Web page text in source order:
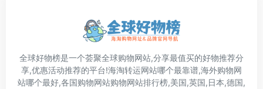
全球好物榜是一个荟聚全球购物网站,分享最值买的好物推荐分
享,优惠活动推荐的平台!海淘转运网站哪个最靠谱,海外购物网
站哪个最好,各国购物网站购物网站排行榜,美国,英国,日本,德国,